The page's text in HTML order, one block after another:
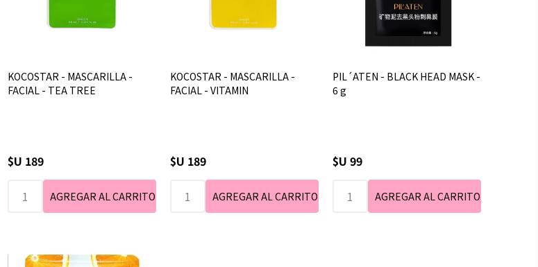
KOCOSTAR - MASCARILLA -
FACIAL - TEA TREE
$U 189
KOCOSTAR - MASCARILLA -
FACIAL - VITAMIN
$U 189
PIL´ATEN - BLACK HEAD MASK -
6 g
$U 99